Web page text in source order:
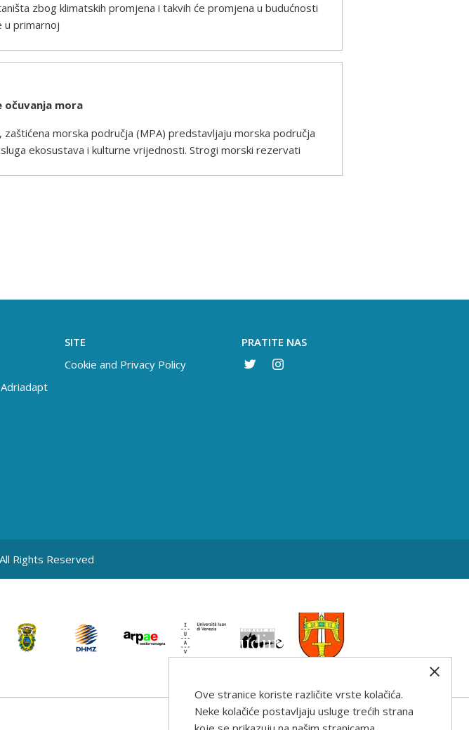
zbog klimatskih promjena i takvih će promjena u budućnosti
u primarnoj
mora
morska područja (MPA) predstavljaju morska područja
ekosustava i kulturne vrijednosti. Strogi morski rezervati
SITE
Cookie and Privacy Policy
PRATITE NAS
Rights Reserved
Ove stranice koriste različite vrste kolačića.
Neke kolačiće postavljaju usluge trećih strana